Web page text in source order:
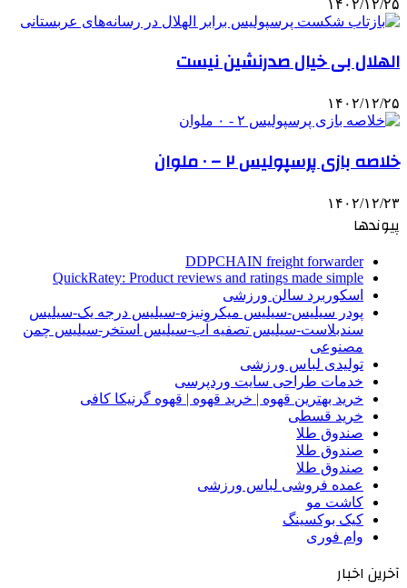
۱۴۰۲/۱۲/۲۵
الهلال بی خیال صدرنشین نیست
۱۴۰۲/۱۲/۲۵
خلاصه بازی پرسپولیس ۲ – ۰ ملوان
۱۴۰۲/۱۲/۲۳
پیوندها
DDPCHAIN freight forwarder
QuickRatey: Product reviews and ratings made simple
اسکوربرد سالن ورزشی
پودر سیلیس-سیلیس میکرونیزه-سیلیس درجه یک-سیلیس
سندبلاست-سیلیس تصفیه آب-سیلیس استخر-سیلیس چمن
مصنوعی
تولیدی لباس ورزشی
خدمات طراحی سایت وردپرسی
خرید بهترین قهوه | خرید قهوه | قهوه گرنیکا کافی
خرید قسطی
صندوق طلا
صندوق طلا
صندوق طلا
عمده فروشی لباس ورزشی
کاشت مو
کیک بوکسینگ
وام فوری
آخرین اخبار